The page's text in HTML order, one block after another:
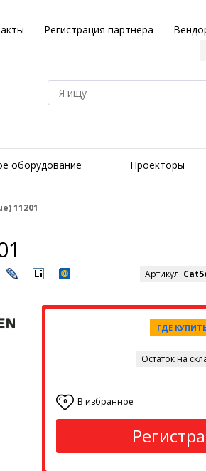
Регистрация партнера
оборудование Проекторы
11201
Артикул:
ГДЕ
Остаток на
0 В избранное